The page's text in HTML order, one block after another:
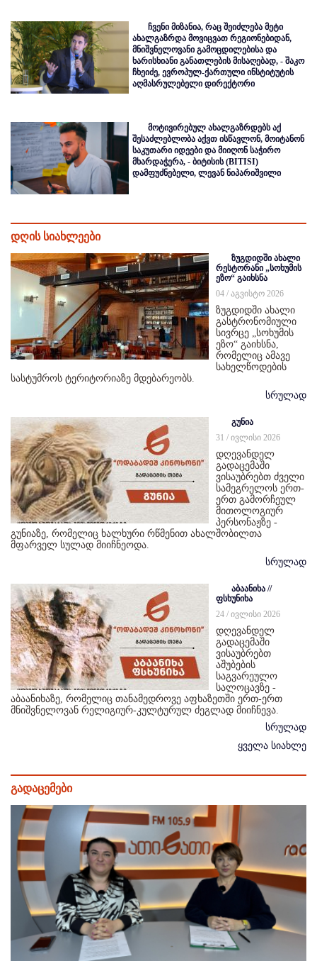
ჩვენი მიზანია, რაც შეიძლება მეტი
ახალგაზრდა მოვიცვათ რეგიონებიდან,
მნიშვნელოვანი გამოცდილებისა და
ხარისხიანი განათლების მისაღებად, - შაკო
ჩხეიძე, ევროპულ-ქართული ინსტიტუტის
აღმასრულებელი დირექტორი
მოტივირებულ ახალგაზრდებს აქ
შესაძლებლობა აქვთ ისწავლონ, მოიტანონ
საკუთარი იდეები და მიიღონ საჭირო
მხარდაჭერა, - ბიტისის (BITISI)
დამფუძნებელი, ლევან ნიპარიშვილი
დღის სიახლეები
ზუგდიდში ახალი
რესტორანი „სოხუმის
ეზო“ გაიხსნა
04 / აგვისტო 2026
ზუგდიდში ახალი
გასტრონომიული
სივრცე „სოხუმის
ეზო“ გაიხსნა,
რომელიც ამავე
სახელწოდების
სასტუმროს ტერიტორიაზე მდებარეობს.
სრულად
გუნია
31 / ივლისი 2026
დღევანდელ
გადაცემაში
ვისაუბრებთ ძველი
სამეგრელოს ერთ-
ერთ გამორჩეულ
მითოლოგიურ
პერსონაჟზე -
გუნიაზე, რომელიც ხალხური რწმენით ახალშობილთა
მფარველ სულად მიიჩნეოდა.
სრულად
აბაანიხა //
ფსხუნიხა
24 / ივლისი 2026
დღევანდელ
გადაცემაში
ვისაუბრებთ
აშუბების
საგვარეულო
სალოცავზე -
აბაანიხაზე, რომელიც თანამედროვე აფხაზეთში ერთ-ერთ
მნიშვნელოვან რელიგიურ-კულტურულ ძეგლად მიიჩნევა.
სრულად
ყველა სიახლე
გადაცემები